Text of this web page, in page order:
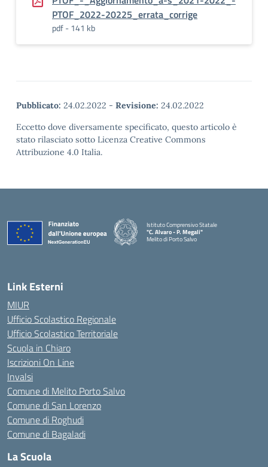
PTOF_2022-20225_errata_corrige
pdf - 141 kb
Pubblicato: 24.02.2022 - Revisione: 24.02.2022
Eccetto dove diversamente specificato, questo articolo è
stato rilasciato sotto Licenza Creative Commons
Attribuzione 4.0 Italia.
Istituto Comprensivo Statale
"C. Alvaro - P. Megali"
Melito di Porto Salvo
Link Esterni
MIUR
Ufficio Scolastico Regionale
Ufficio Scolastico Territoriale
Scuola in Chiaro
Iscrizioni On Line
Invalsi
Comune di Melito Porto Salvo
Comune di San Lorenzo
Comune di Roghudi
Comune di Bagaladi
La Scuola